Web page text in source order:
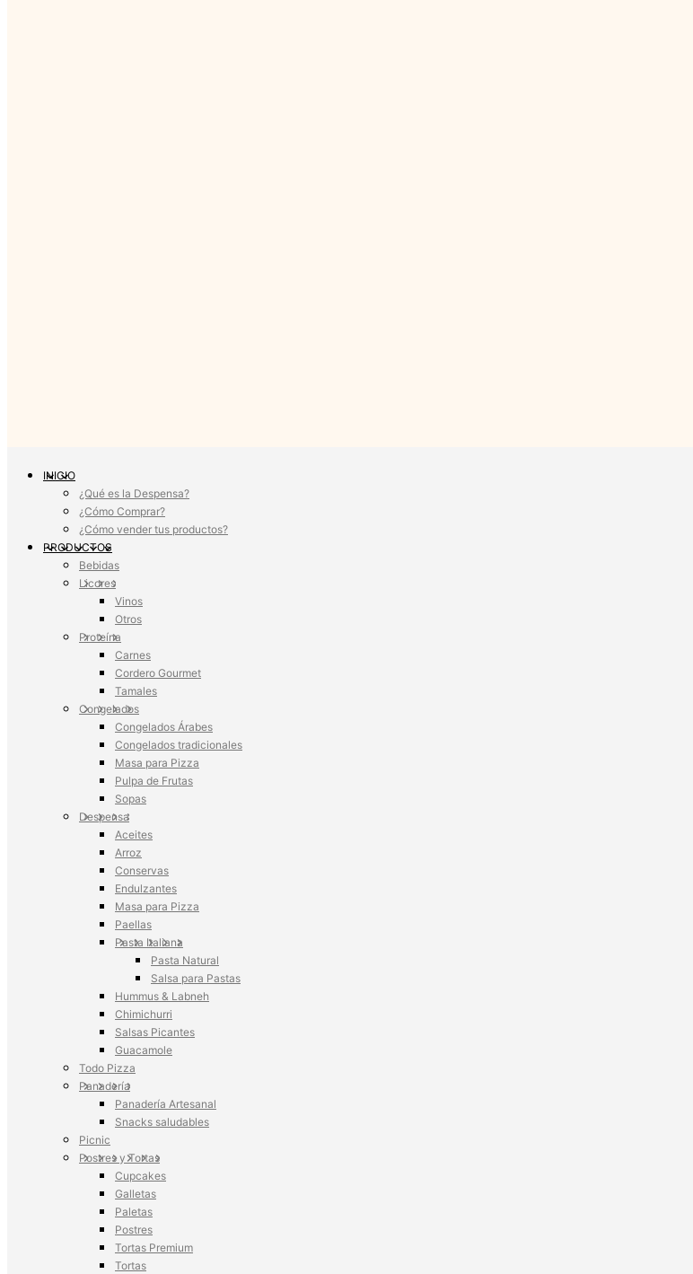
INICIO
¿Qué es la Despensa?
¿Cómo Comprar?
¿Cómo vender tus productos?
PRODUCTOS
Bebidas
Licores
Vinos
Otros
Proteína
Carnes
Cordero Gourmet
Tamales
Congelados
Congelados Árabes
Congelados tradicionales
Masa para Pizza
Pulpa de Frutas
Sopas
Despensa
Aceites
Arroz
Conservas
Endulzantes
Masa para Pizza
Paellas
Pasta Italiana
Pasta Natural
Salsa para Pastas
Hummus & Labneh
Chimichurri
Salsas Picantes
Guacamole
Todo Pizza
Panadería
Panadería Artesanal
Snacks saludables
Picnic
Postres y Tortas
Cupcakes
Galletas
Paletas
Postres
Tortas Premium
Tortas